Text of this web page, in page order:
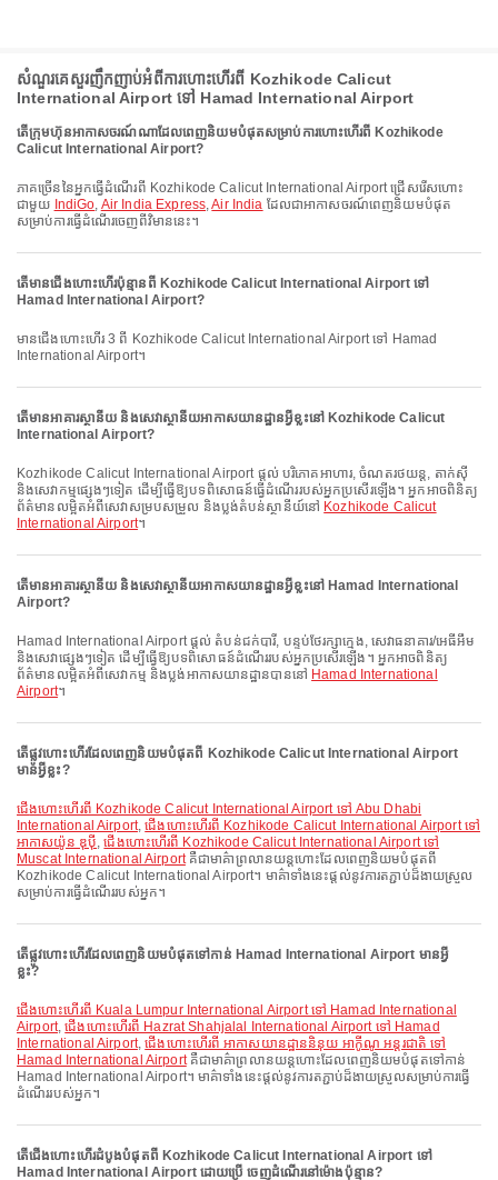
សំណួរគេសួរញឹកញាប់អំពីការហោះហើរពី Kozhikode Calicut
International Airport ទៅ Hamad International Airport
តើក្រុមហ៊ុនអាកាសចរណ៍ណាដែលពេញនិយមបំផុតសម្រាប់ការហោះហើរពី Kozhikode
Calicut International Airport?
ភាគច្រើននៃអ្នកធ្វើដំណើរពី Kozhikode Calicut International Airport ជ្រើសរើសហោះ
ជាមួយ IndiGo, Air India Express,Air India ដែលជាអាកាសចរណ៍ពេញនិយមបំផុត
សម្រាប់ការធ្វើដំណើរចេញពីវិមាននេះ។
តើមានជើងហោះហើរប៉ុន្មានពី Kozhikode Calicut International Airport ទៅ
Hamad International Airport?
មានជើងហោះហើរ 3 ពី Kozhikode Calicut International Airport ទៅ Hamad
International Airport។
តើមានអាគារស្ថានីយ និងសេវាស្ថានីយអាកាសយានដ្ឋានអ្វីខ្លះនៅ Kozhikode Calicut
International Airport?
Kozhikode Calicut International Airport ផ្តល់ បរិភោគអាហារ, ចំណតរថយន្ត, តាក់ស៊ី
និងសេវាកម្មផ្សេងៗទៀត ដើម្បីធ្វើឱ្យបទពិសោធន៍ធ្វើដំណើររបស់អ្នកប្រសើរឡើង។ អ្នកអាចពិនិត្យ
ព័ត៌មានលម្អិតអំពីសេវាសម្របសម្រួល និងប្លង់តំបន់ស្ថានីយ៍នៅ Kozhikode Calicut
International Airport។
តើមានអាគារស្ថានីយ និងសេវាស្ថានីយអាកាសយានដ្ឋានអ្វីខ្លះនៅ Hamad International
Airport?
Hamad International Airport ផ្តល់ តំបន់ជក់បារី, បន្ទប់ថែរក្សាក្មេង, សេវាធនាគារ/អេធីអឹម
និងសេវាផ្សេងៗទៀត ដើម្បីធ្វើឱ្យបទពិសោធន៍ដំណើររបស់អ្នកប្រសើរឡើង។ អ្នកអាចពិនិត្យ
ព័ត៌មានលម្អិតអំពីសេវាកម្ម និងប្លង់អាកាសយានដ្ឋានបាននៅ Hamad International
Airport។
តើផ្លូវហោះហើរដែលពេញនិយមបំផុតពី Kozhikode Calicut International Airport
មានអ្វីខ្លះ?
ជើងហោះហើរពី Kozhikode Calicut International Airport ទៅ Abu Dhabi
International Airport,ជើងហោះហើរពី Kozhikode Calicut International Airport ទៅ
អាកាសយ៉ូន ឌុប៉ី,ជើងហោះហើរពី Kozhikode Calicut International Airport ទៅ
Muscat International Airportគឺជាមាគ៌ាព្រលានយន្តហោះដែលពេញនិយមបំផុតពី
Kozhikode Calicut International Airport។ មាគ៌ាទាំងនេះផ្តល់នូវការតភ្ជាប់ដ៏ងាយស្រួល
សម្រាប់ការធ្វើដំណើររបស់អ្នក។
តើផ្លូវហោះហើរដែលពេញនិយមបំផុតទៅកាន់ Hamad International Airport មានអ្វី
ខ្លះ?
ជើងហោះហើរពី Kuala Lumpur International Airport ទៅ Hamad International
Airport,ជើងហោះហើរពី Hazrat Shahjalal International Airport ទៅ Hamad
International Airport,ជើងហោះហើរពី អាកាសយានដ្ឋាននិនុយ អាកូីណូ អន្តរជាតិ ទៅ
Hamad International Airportគឺជាមាគ៌ាព្រលានយន្តហោះដែលពេញនិយមបំផុតទៅកាន់
Hamad International Airport។ មាគ៌ាទាំងនេះផ្តល់នូវការតភ្ជាប់ដ៏ងាយស្រួលសម្រាប់ការធ្វើ
ដំណើររបស់អ្នក។
តើជើងហោះហើរដំបូងបំផុតពី Kozhikode Calicut International Airport ទៅ
Hamad International Airport ដោយប្រើ ចេញដំណើរនៅម៉ោងប៉ុន្មាន?